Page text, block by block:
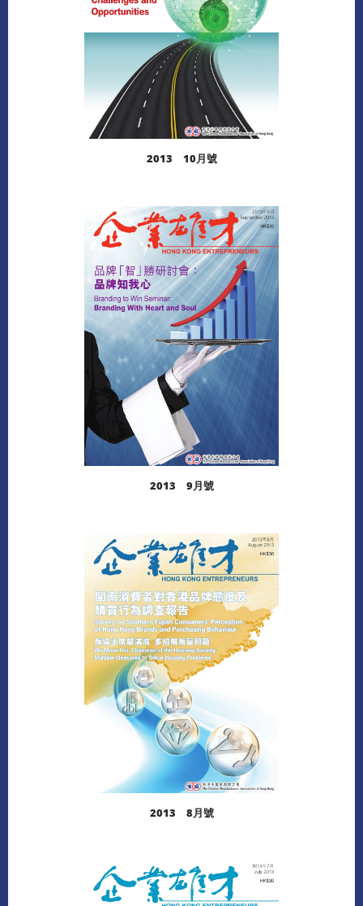
閱讀更多
2013 10月號
閱讀更多
2013 9月號
2013 8月號